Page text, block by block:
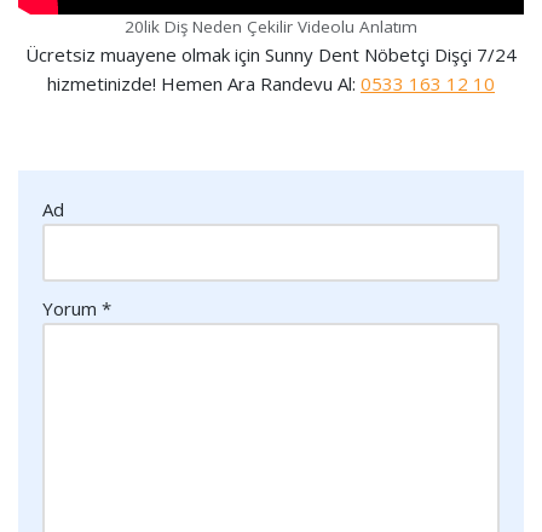
20lik Diş Neden Çekilir Videolu Anlatım
Ücretsiz muayene olmak için Sunny Dent Nöbetçi Dişçi 7/24
hizmetinizde! Hemen Ara Randevu Al: 0533 163 12 10
Ad
Yorum *